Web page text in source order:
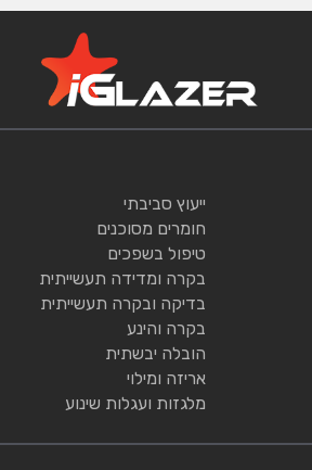
ייעוץ סביבתי
חומרים מסוכנים
טיפול בשפכים
בקרה ומדידה תעשייתית
בדיקה ובקרה תעשייתית
בקרה והינע
הובלה יבשתית
אריזה ומילוי
מלגזות ועגלות שינוע